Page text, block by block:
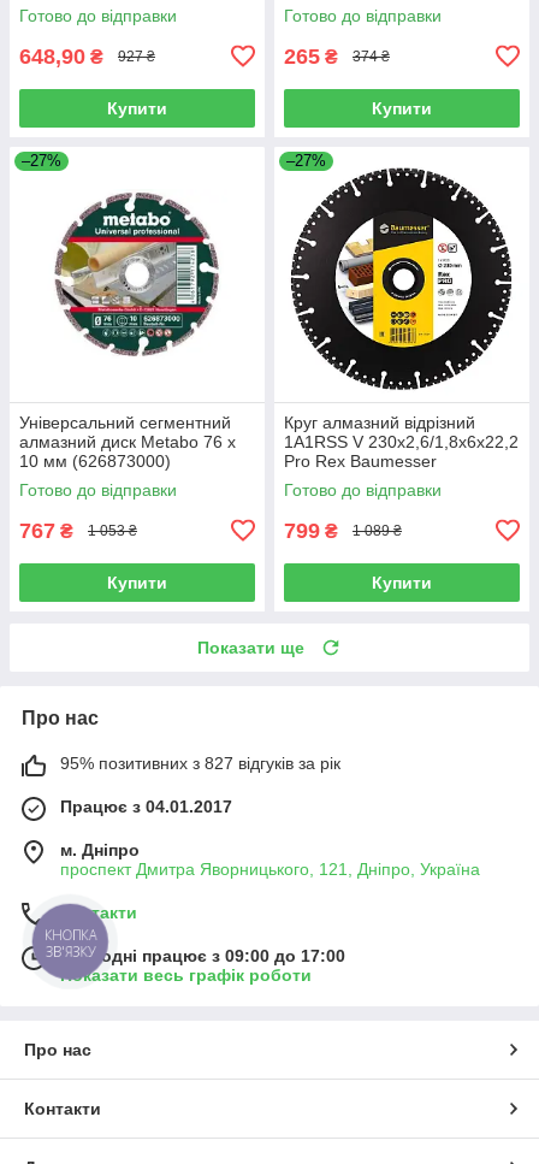
Готово до відправки
648,90 ₴ 927 ₴
Купити
Готово до відправки
265 ₴ 374 ₴
Купити
–27%
Універсальний сегментний
алмазний диск Metabo 76 х
10 мм (626873000)
Готово до відправки
767 ₴ 1 053 ₴
Купити
–27%
Круг алмазний вiдрiзний
1A1RSS V 230x2,6/1,8x6x22,2
Pro Rex Baumesser
910315547017
Готово до відправки
799 ₴ 1 089 ₴
Купити
Показати ще
Про нас
95% позитивних з 827 відгуків за рік
Працює з 04.01.2017
м. Дніпро
проспект Дмитра Яворницького, 121, Дніпро, Україна
Контакти
Сьогодні працює з 09:00 до 17:00
Показати весь графік роботи
Про нас
Контакти
КНОПКА
ЗВ'ЯЗКУ